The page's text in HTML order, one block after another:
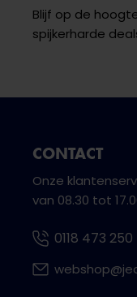
Blijf op de
spijkerharde
CONTACT
Onze
van 08.30 tot
0118 473 250